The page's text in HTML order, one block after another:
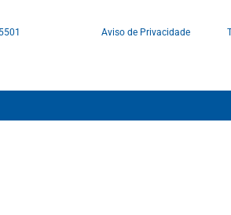
Aviso de Privacidade